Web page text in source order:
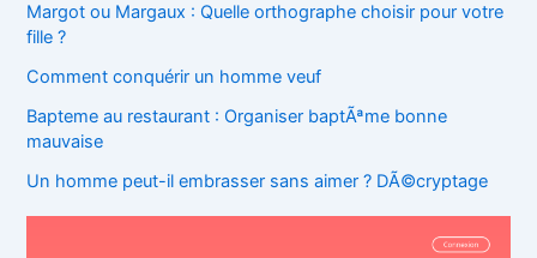
Margot ou Margaux : Quelle orthographe choisir pour votre
fille ?
Comment conquérir un homme veuf
Bapteme au restaurant : Organiser baptÃªme bonne
mauvaise
Un homme peut-il embrasser sans aimer ? DÃ©cryptage